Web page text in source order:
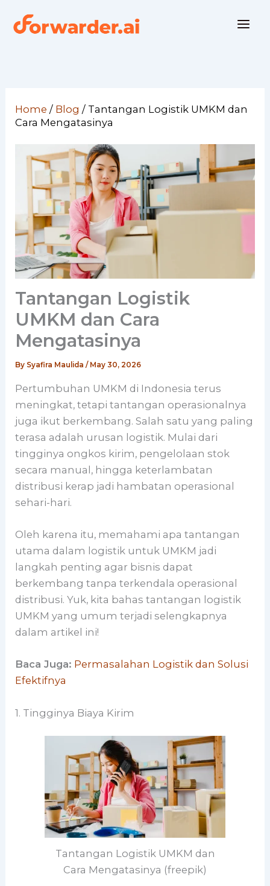
Home / Blog / Tantangan Logistik UMKM dan
Cara Mengatasinya
Tantangan Logistik
UMKM dan Cara
Mengatasinya
By Syafira Maulida/ May 30, 2026
Pertumbuhan UMKM di Indonesia terus
meningkat, tetapi tantangan operasionalnya
juga ikut berkembang. Salah satu yang paling
terasa adalah urusan logistik. Mulai dari
tingginya ongkos kirim, pengelolaan stok
secara manual, hingga keterlambatan
distribusi kerap jadi hambatan operasional
sehari-hari.
Oleh karena itu, memahami apa tantangan
utama dalam logistik untuk UMKM jadi
langkah penting agar bisnis dapat
berkembang tanpa terkendala operasional
distribusi. Yuk, kita bahas tantangan logistik
UMKM yang umum terjadi selengkapnya
dalam artikel ini!
Baca Juga: Permasalahan Logistik dan Solusi
Efektifnya
1. Tingginya Biaya Kirim
Tantangan Logistik UMKM dan
Cara Mengatasinya (freepik)